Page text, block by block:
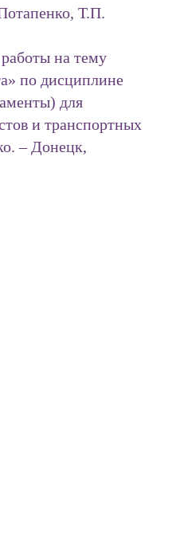
Т.П.
на тему
по дисциплине
для
и транспортных
– Донецк,